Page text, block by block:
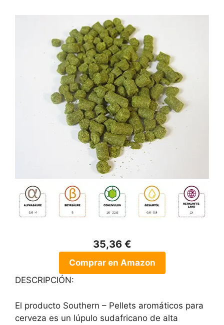
35,36 €
Comprar en Amazon
DESCRIPCIÓN:
El producto Southern – Pellets aromáticos para
cerveza es un lúpulo sudafricano de alta